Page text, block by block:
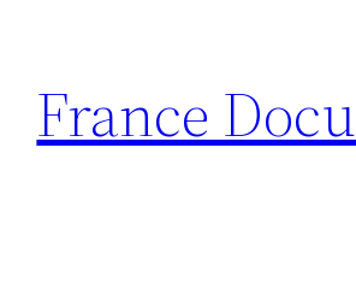
contenu
France Docu